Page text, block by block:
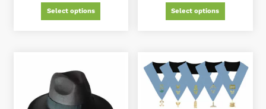
Select options Select options